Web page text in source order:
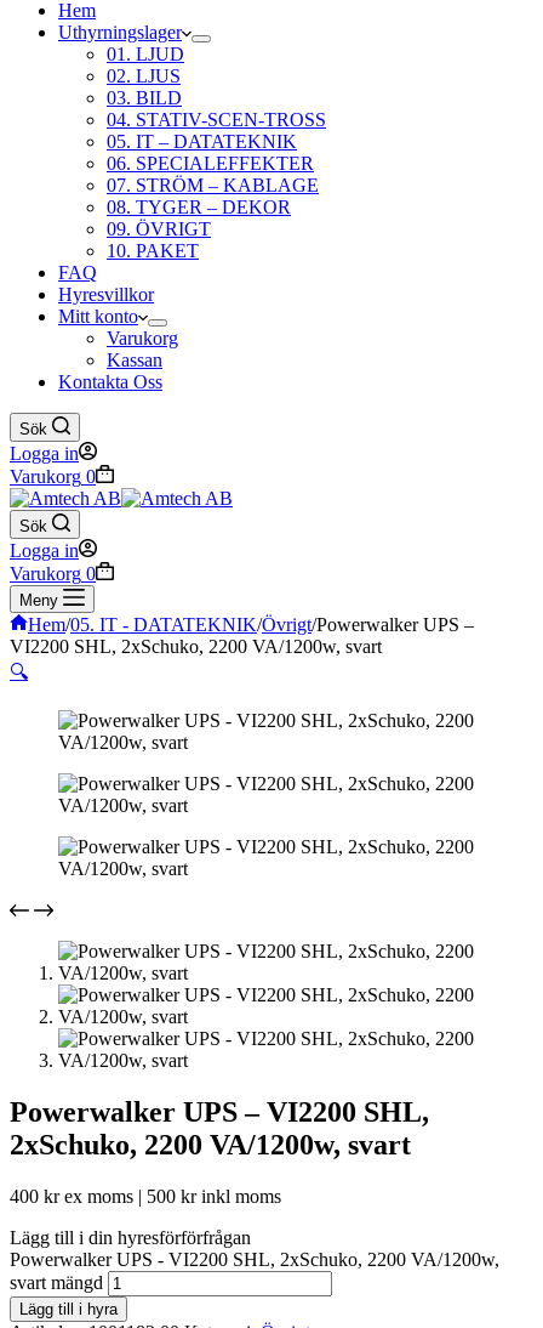
Hem
Uthyrningslager
01. LJUD
02. LJUS
03. BILD
04. STATIV-SCEN-TROSS
05. IT – DATATEKNIK
06. SPECIALEFFEKTER
07. STRÖM – KABLAGE
08. TYGER – DEKOR
09. ÖVRIGT
10. PAKET
FAQ
Hyresvillkor
Mitt konto
Varukorg
Kassan
Kontakta Oss
Sök
Logga in
Varukorg 0
Sök
Logga in
Varukorg 0
Meny
Hem/05. IT - DATATEKNIK/Övrigt/Powerwalker UPS –
VI2200 SHL, 2xSchuko, 2200 VA/1200w, svart
🔍
Powerwalker UPS – VI2200 SHL,
2xSchuko, 2200 VA/1200w, svart
400 krex moms | 500 krinkl moms
Lägg till i din hyresförförfrågan
Powerwalker UPS - VI2200 SHL, 2xSchuko, 2200 VA/1200w,
svart mängd
Lägg till i hyra